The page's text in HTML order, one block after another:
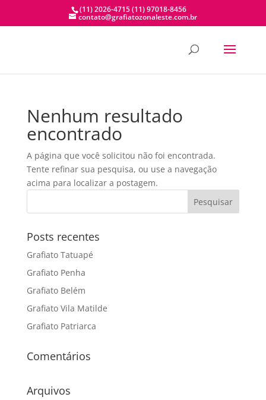
(11) 2026-4715(11) 97018-8456
contato@grafiatozonaleste.com.br
Nenhum resultado
encontrado
A página que você solicitou não foi encontrada.
Tente refinar sua pesquisa, ou use a navegação
acima para localizar a postagem.
Posts recentes
Grafiato Tatuapé
Grafiato Penha
Grafiato Belém
Grafiato Vila Matilde
Grafiato Patriarca
Comentários
Arquivos